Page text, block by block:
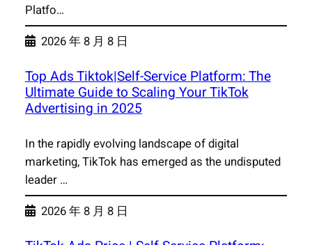
Platfo…
2026 年 8 月 8 日
Top Ads Tiktok|Self-Service Platform: The
Ultimate Guide to Scaling Your TikTok
Advertising in 2025
In the rapidly evolving landscape of digital
marketing, TikTok has emerged as the undisputed
leader …
2026 年 8 月 8 日